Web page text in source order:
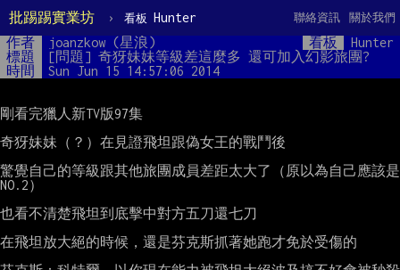
批踢踢實業坊 › 看板 Hunter 關於我們
聯絡資訊
作者 joanzkow (星浪) 看板
Hunter
標題
[問題] 奇犽妹妹等級差這麼多 還可加入幻影旅團?
時間
Sun Jun 15 14:57:06 2014
剛看完獵人新TV版97集
奇犽妹妹（？）在見證飛坦跟偽女王的戰鬥後
驚覺自己的等級跟其他旅團成員差距太大了（原以為自己應該是
NO.2）
也看不清楚飛坦到底擊中對方五刀還七刀
在飛坦放大絕的時候，還是芬克斯抓著她跑才免於受傷的